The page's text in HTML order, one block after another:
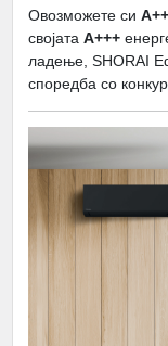
Овозможете си
својата А+++
ладење, SHORAI
споредба со